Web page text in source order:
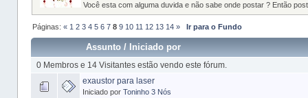
Você esta com alguma duvida e não sabe onde postar ? Então
Páginas: « 1 2 3 4 5 6 7 8 9 10 11 12 13 14 » Ir para o Fundo
Assunto/ Iniciado por
0 Membros e 14 Visitantes estão vendo este fórum.
exaustor para laser
Iniciado por Toninho 3 Nós